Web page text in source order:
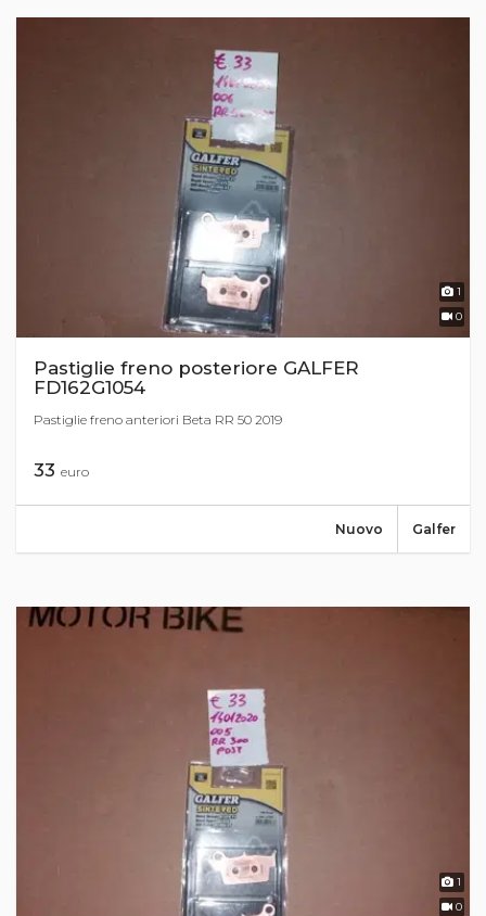
1
0
Pastiglie freno posteriore GALFER
FD162G1054
Pastiglie freno anteriori Beta RR 50 2019
33 euro
Galfer
Nuovo
1
0